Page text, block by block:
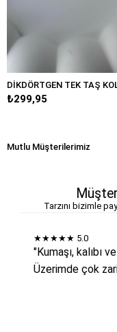
TEK TAŞ KOLYE
Mutlu Müşterilerimiz
Tarzını bizimle
★★★★★ 5.0
"Kumaşı, kalıbı
Üzerimde çok